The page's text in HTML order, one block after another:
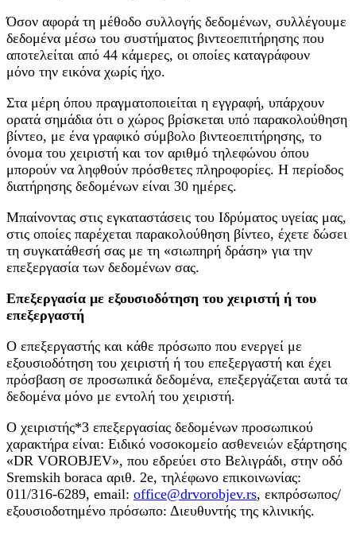
Όσον αφορά τη μέθοδο συλλογής δεδομένων, συλλέγουμε
δεδομένα μέσω του συστήματος βιντεοεπιτήρησης που
αποτελείται από 44 κάμερες, οι οποίες καταγράφουν
μόνο την εικόνα χωρίς ήχο.
Στα μέρη όπου πραγματοποιείται η εγγραφή, υπάρχουν
ορατά σημάδια ότι ο χώρος βρίσκεται υπό παρακολούθηση
βίντεο, με ένα γραφικό σύμβολο βιντεοεπιτήρησης, το
όνομα του χειριστή και τον αριθμό τηλεφώνου όπου
μπορούν να ληφθούν πρόσθετες πληροφορίες. Η περίοδος
διατήρησης δεδομένων είναι 30 ημέρες.
Μπαίνοντας στις εγκαταστάσεις του Ιδρύματος υγείας μας,
στις οποίες παρέχεται παρακολούθηση βίντεο, έχετε δώσει
τη συγκατάθεσή σας με τη «σιωπηρή δράση» για την
επεξεργασία των δεδομένων σας.
Επεξεργασία με εξουσιοδότηση του χειριστή ή του
επεξεργαστή
Ο επεξεργαστής και κάθε πρόσωπο που ενεργεί με
εξουσιοδότηση του χειριστή ή του επεξεργαστή και έχει
πρόσβαση σε προσωπικά δεδομένα, επεξεργάζεται αυτά τα
δεδομένα μόνο με εντολή του χειριστή.
Ο χειριστής*3 επεξεργασίας δεδομένων προσωπικού
χαρακτήρα είναι: Ειδικό νοσοκομείο ασθενειών εξάρτησης
«DR VOROBJEV», που εδρεύει στο Βελιγράδι, στην οδό
Sremskih boraca αριθ. 2e, τηλέφωνο επικοινωνίας:
011/316-6289, email: office@drvorobjev.rs, εκπρόσωπος/
εξουσιοδοτημένο πρόσωπο: Διευθυντής της κλινικής.